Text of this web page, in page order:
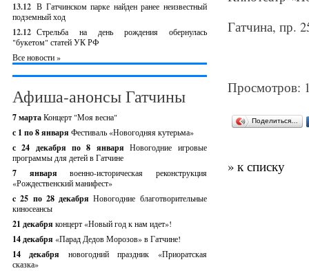
13.12 В Гатчинском парке найден ранее неизвестный
подземный ход
12.12 Стрельба на день рождения обернулась
"букетом" статей УК РФ
Все новости »
Афиша-анонсы Гатчины
7 мартаКонцерт "Моя весна"
с 1 по 8 января Фестиваль «Новогодняя кутерьма»
с 24 декабря по 8 январяНовогодние игровые
программы для детей в Гатчине
7 январявоенно-историческая реконструкция
«Рождественский манифест»
c 25 по 28 декабряНовогодние благотворительные
киносеансы
21 декабря концерт «Новый год к нам идет»!
14 декабря «Парад Дедов Морозов» в Гатчине!
14 декабря новогодний праздник «Приоратская
сказка»
Гатчина, пр.
Просмотров:
Поделиться…
» к списку